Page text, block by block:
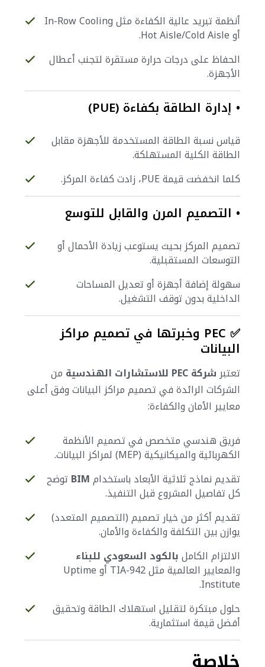
أنظمة تبريد عالية الكفاءة مثل In-Row Cooling
أو Hot Aisle/Cold Aisle.
الحفاظ على درجات حرارة مستقرة لتجنب أعطال
الأجهزة.
• إدارة الطاقة بكفاءة (PUE)
قياس نسبة الطاقة المستخدمة للأجهزة مقابل
الطاقة الكلية المستهلكة.
كلما انخفضت قيمة PUE، زادت كفاءة المركز.
• التصميم المرن والقابل للتوسع
تصميم المركز بحيث يستوعب زيادة الأحمال أو
التوسعات المستقبلية.
سهولة إضافة أجهزة أو تعديل المساحات
الداخلية بدون توقف التشغيل.
✅ PEC وخبرتها في تصميم مراكز
البيانات
تعتبرشركة PEC للاستشارات الهندسية
من
الشركات الرائدة في تصميم مراكز البيانات وفق أعلى
معايير الأمان والكفاءة:
فريق هندسي متخصص في تصميم الأنظمة
الكهربائية والميكانيكية (MEP) لمراكز البيانات.
تقديم نماذج ثلاثية الأبعاد باستخدامBIM توضح
كل تفاصيل المشروع قبل التنفيذ.
تقديم أكثر من خيار تصميم (التصميم المتعدد)
يوازن بين التكلفة والكفاءة والأمان.
الالتزام الكاملبالكود السعودي للبناء
والمعايير العالمية مثل TIA-942 أو Uptime
Institute.
حلول مبتكرة لتقليل استهلاك الطاقة وتحقيق
أفضل قيمة استثمارية.